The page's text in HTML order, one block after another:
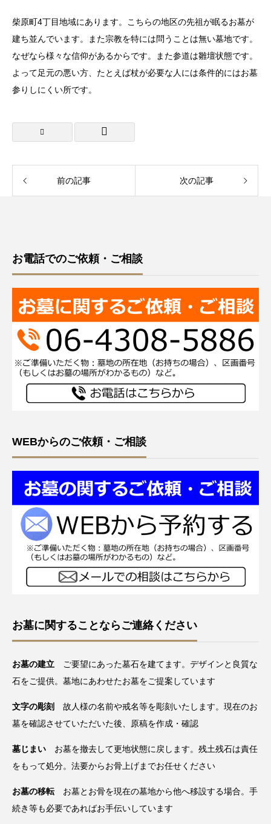
柴原町4丁目地域にあります。こちらの地区の先祖が眠るお墓が
建ち並んでいます。また宗教を特には問うことは無い墓地です。
なぜなら様々な信仰があるからです。また参道は雛壇状態です。
よって足元の悪い方、たとえば杖が必要な人には条件的にはお墓
参りしにくい所です。
前の記事 次の記事
お電話でのご依頼・ご相談
WEBからのご依頼・ご相談
お墓に関することならご連絡ください
お墓の建立 ご要望にあった墓石を建てます。デザインと良質な
石をご提供。墓地にあわせたお墓をご提案しています
文字の彫刻 故人様の名前や戒名等を彫刻いたします。現在のお
墓を確認させていただいた後、原稿を作成・確認
墓じまい お墓を撤去して更地状態に戻します。残土残石は責任
をもって処分。法要からお骨上げまでお任せください
お墓の移転お墓とお骨を現在の墓地から他へ移設する場合。手
続き等も必要であればお手伝いしています